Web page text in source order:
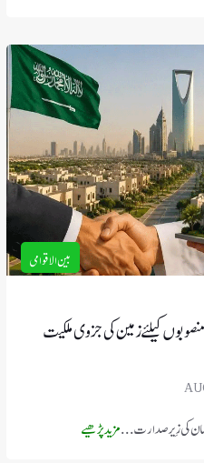
بین الاقوامی
کیلئے زمین کی جزوی ملکیت
کی زیرِ صدارت ...مزید پڑھیے